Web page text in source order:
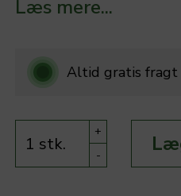
Læs mere...
Altid gratis fragt
+
-